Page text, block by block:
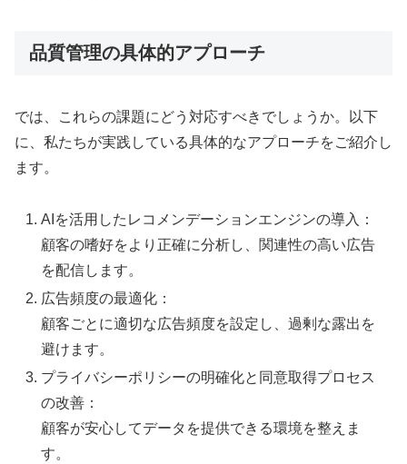
品質管理の具体的アプローチ
では、これらの課題にどう対応すべきでしょうか。以下
に、私たちが実践している具体的なアプローチをご紹介し
ます。
AIを活用したレコメンデーションエンジンの導入：
顧客の嗜好をより正確に分析し、関連性の高い広告
を配信します。
広告頻度の最適化：
顧客ごとに適切な広告頻度を設定し、過剰な露出を
避けます。
プライバシーポリシーの明確化と同意取得プロセス
の改善：
顧客が安心してデータを提供できる環境を整えま
す。